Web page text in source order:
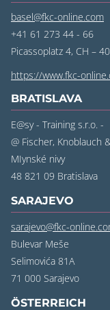
basel@fkc-online.com
+41 61 273 44 - 66
Picassoplatz 4, CH –
https://www.fkc-
BRATISLAVA
E@sy - Training s.r.o. -
@ Fischer, Knoblauch
MIynské nivy
48 821 09 Bratislava
SARAJEVO
sarajevo@fkc-
Bulevar Meše
Selimovića 81A
71 000 Sarajevo
ÖSTERREICH